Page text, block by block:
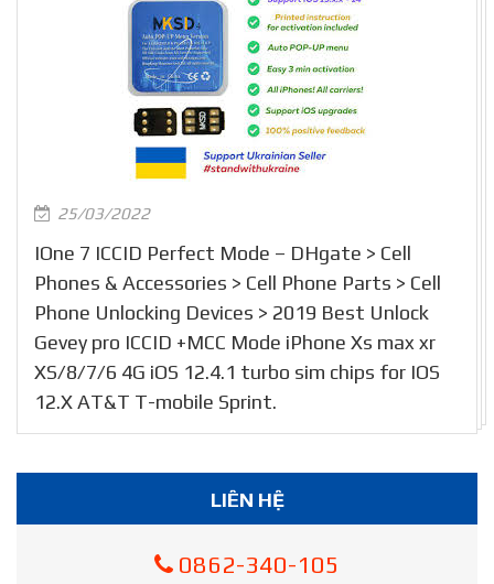
25/03/2022
IOne 7 ICCID Perfect Mode – DHgate > Cell
Phones & Accessories > Cell Phone Parts > Cell
Phone Unlocking Devices > 2019 Best Unlock
Gevey pro ICCID +MCC Mode iPhone Xs max xr
XS/8/7/6 4G iOS 12.4.1 turbo sim chips for IOS
12.X AT&T T-mobile Sprint.
LIÊN HỆ
0862-340-105